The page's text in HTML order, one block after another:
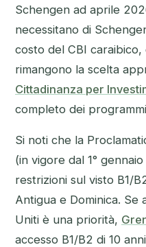
Schengen ad aprile
necessitano di
costo del CBI
rimangono la scelta
Cittadinanza per
completo dei
Si noti che la
(in vigore dal 1°
restrizioni sul visto B1/
Antigua e Dominica. Se
Uniti è una priorità,
accesso B1/B2 di 10